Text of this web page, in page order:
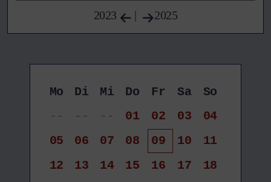
2023 | 2025
Mo Di Mi Do Fr Sa
So
--
-- -- 01 02 03
04
05
06 07 08 09 10
11
12
13 14 15 16 17
18